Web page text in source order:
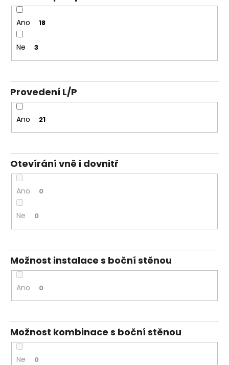
Ano 18
Ne 3
Provedení L/P
Ano 21
Otevírání vně i dovnitř
Ano 0
Ne 0
Možnost instalace s boční stěnou
Ano 0
Možnost kombinace s boční stěnou
Ne 0